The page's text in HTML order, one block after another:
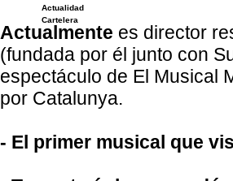
Actualmente es director
(fundada por él junto con
espectáculo de El Musical
por Catalunya.
- El primer musical que
Actualidad
Cartelera